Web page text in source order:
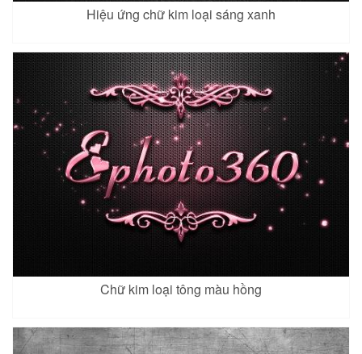
Hiệu ứng chữ kim loại sáng xanh
Chữ kim loại tông màu hồng